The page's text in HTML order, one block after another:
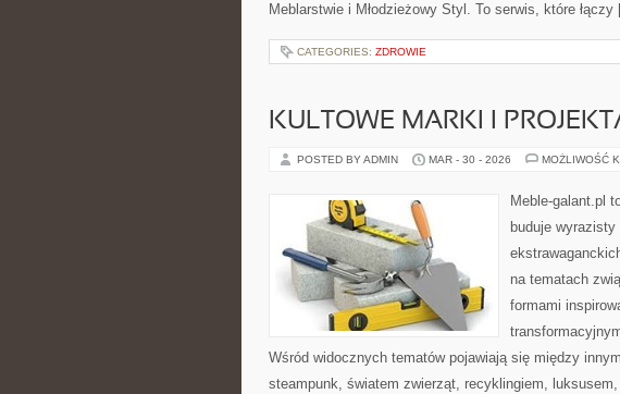
Meblarstwie i Młodzieżowy Styl. To serwis, które
CATEGORIES: ZDROWIE
KULTOWE MARKI I
POSTED BY ADMIN MAR - 30 - 2026 MOŻLIWOŚĆ
Meble-galant.pl
buduje
na tematach
formami
Wśród widocznych tematów pojawiają się między
steampunk, światem zwierząt, recyklingiem,